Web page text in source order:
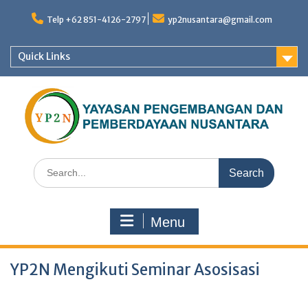
Telp +62 851-4126-2797 yp2nusantara@gmail.com
Quick Links
Search
for:
Menu
YP2N Mengikuti Seminar Asosisasi